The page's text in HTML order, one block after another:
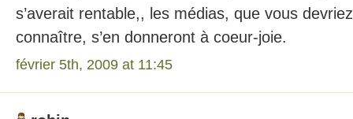
s’averait rentable,, les médias, que vous
connaître, s’en donneront à coeur-joie.
février 5th, 2009 at 11:45